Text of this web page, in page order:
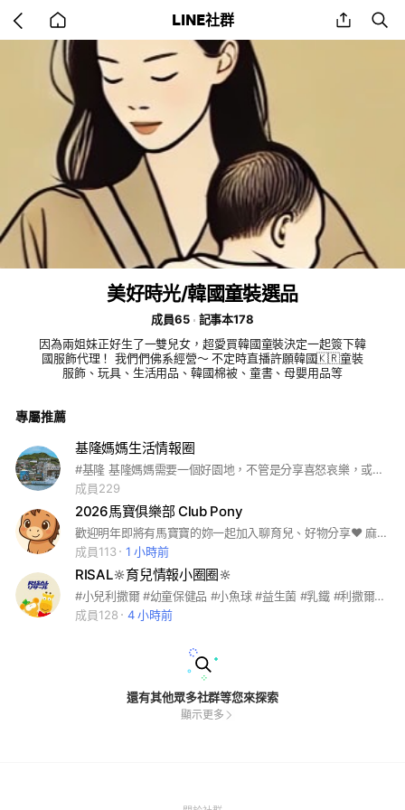
back
to
home
LINE社群 share
美好時光/韓國童裝選品
成員65
記事本178
因為兩姐妹正好生了一雙兒女，超愛買韓國童裝決定一起簽下韓
國服飾代理！ 我們們佛系經營～ 不定時直播許願韓國🇰🇷童裝
服飾、玩具、生活用品、韓國棉被、童書、母嬰用品等
專屬推薦
基隆媽媽生活情報圈
#基隆 基隆媽媽需要一個好園地，不管是分享喜怒哀樂，或是分享好康團購，來基隆媽媽專屬群組吧！
成員229
2026馬寶俱樂部 Club Pony
歡迎明年即將有馬寶寶的妳一起加入聊育兒、好物分享❤️ 麻煩加入的媽媽們能動動小手幫我更改暱稱 好讓彼此更熟悉❤️ 範例：馬寶-新北-20260501
成員113
1 小時前
RISAL🔆育兒情報小圈圈🔆
#小兒利撒爾 #幼童保健品 #小魚球 #益生菌 #乳鐵 #利撒爾 #保健品
成員128
4 小時前
還有其他眾多社群等您來探索
顯示更多